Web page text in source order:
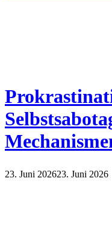
23. Juni 202623. Juni 2026